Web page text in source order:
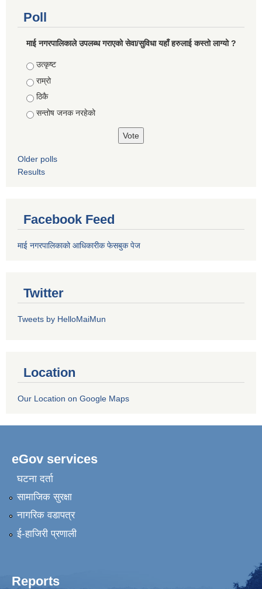
Poll
माई नगरपालिकाले उपलब्ध गराएको सेवा/सुविधा यहाँ हरुलाई कस्तो लाग्यो ?
Choices
उत्कृष्ट
राम्रो
ठिकै
सन्तोष जनक नरहेको
Older polls
Results
Facebook Feed
माई नगरपालिकाको आधिकारीक फेसबुक पेज
Twitter
Tweets by HelloMaiMun
Location
Our Location on Google Maps
eGov services
घटना दर्ता
सामाजिक सुरक्षा
नागरिक वडापत्र
ई-हाजिरी प्रणाली
Reports